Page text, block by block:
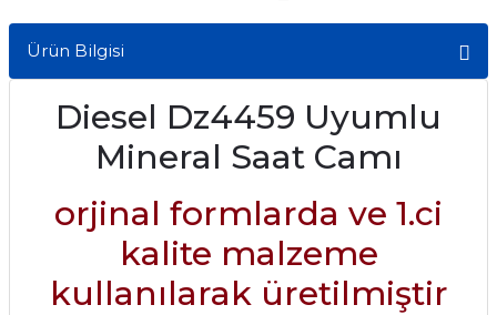
Ürün Bilgisi
Diesel Dz4459 Uyumlu
Mineral Saat Camı
orjinal formlarda ve 1.ci
kalite malzeme
kullanılarak üretilmiştir